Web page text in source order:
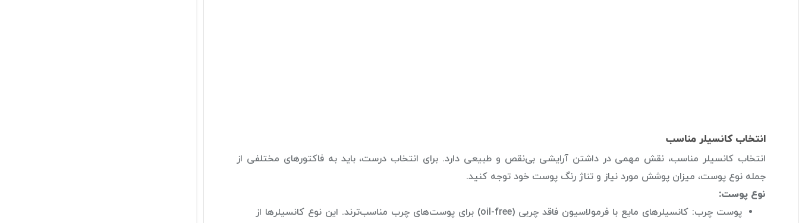
انتخاب کانسیلر مناسب
انتخاب کانسیلر مناسب، نقش مهمی در داشتن آرایشی بی‌نقص و طبیعی دارد. برای انتخاب درست، باید به فاکتورهای مختلفی از
جمله نوع پوست، میزان پوشش مورد نیاز و تناژ رنگ پوست خود توجه کنید.
نوع پوست:
پوست چرب: کانسیلرهای مایع با فرمولاسیون فاقد چربی (oil-free) برای پوست‌های چرب مناسب‌ترند. این نوع کانسیلرها از